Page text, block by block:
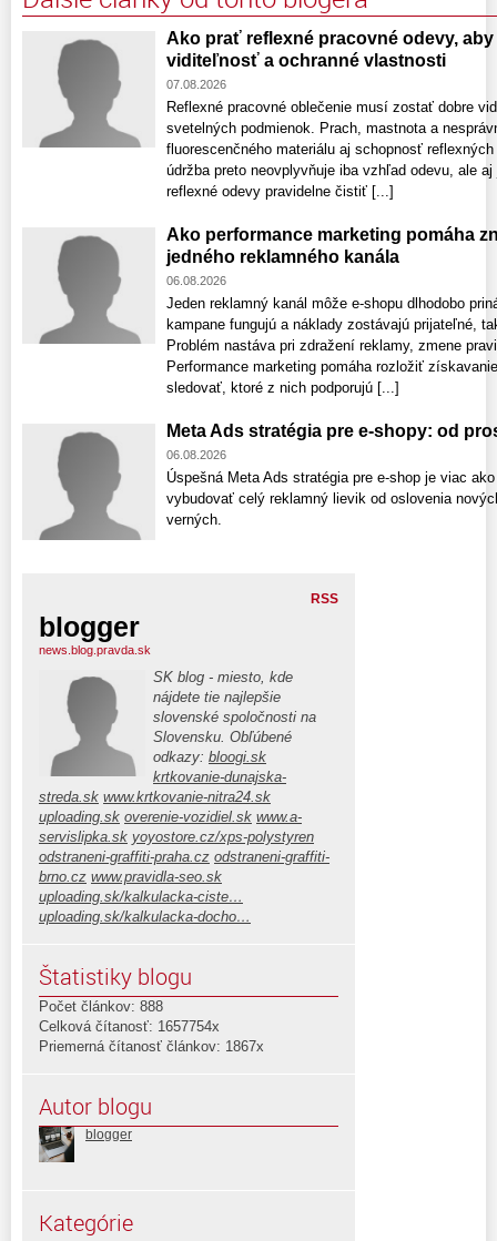
Ako prať reflexné pracovné odevy,
viditeľnosť a ochranné vlastnosti
07.08.2026
Reflexné pracovné oblečenie musí zostať dobre
svetelných podmienok. Prach, mastnota a
fluorescenčného materiálu aj schopnosť
údržba preto neovplyvňuje iba vzhľad odevu, ale
reflexné odevy pravidelne čistiť [...]
Ako performance marketing pomáha
jedného reklamného kanála
06.08.2026
Jeden reklamný kanál môže e-shopu dlhodobo
kampane fungujú a náklady zostávajú prijateľné,
Problém nastáva pri zdražení reklamy, zmene
Performance marketing pomáha rozložiť
sledovať, ktoré z nich podporujú [...]
Meta Ads stratégia pre e-shopy: od
06.08.2026
Úspešná Meta Ads stratégia pre e-shop je viac
vybudovať celý reklamný lievik od oslovenia
verných.
RSS
blogger
news.blog.pravda.sk
SK blog - miesto, kde
nájdete tie najlepšie
slovenské spoločnosti na
Slovensku. Obľúbené
odkazy: bloogi.sk
krtkovanie-dunajska-
streda.sk www.krtkovanie-nitra24.sk
uploading.sk overenie-vozidiel.sk www.a-
servislipka.sk yoyostore.cz/xps-polystyren
odstraneni-graffiti-praha.cz odstraneni-graffiti-
brno.cz www.pravidla-seo.sk
uploading.sk/kalkulacka-ciste…
uploading.sk/kalkulacka-docho…
Štatistiky blogu
Počet článkov: 888
Celková čítanosť: 1657754x
Priemerná čítanosť článkov: 1867x
Autor blogu
blogger
Kategórie